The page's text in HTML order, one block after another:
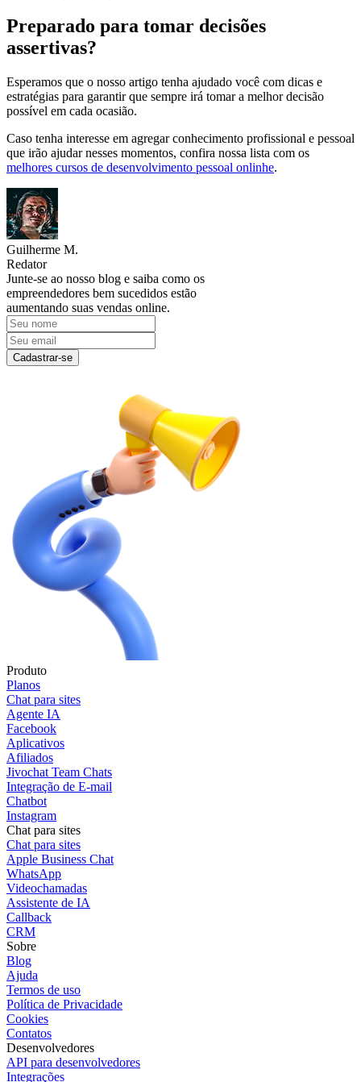
Preparado para tomar decisões
assertivas?
Esperamos que o nosso artigo tenha ajudado você com dicas e
estratégias para garantir que sempre irá tomar a melhor decisão
possível em cada ocasião.
Caso tenha interesse em agregar conhecimento profissional e pessoal
que irão ajudar nesses momentos, confira nossa lista com os
melhores cursos de desenvolvimento pessoal onlinhe.
Guilherme M.
Redator
Junte-se ao nosso blog e saiba como os
empreendedores bem sucedidos estão
aumentando suas vendas online.
Cadastrar-se
Produto
Planos
Chat para sites
Agente IA
Facebook
Aplicativos
Afiliados
Jivochat Team Chats
Integração de E-mail
Chatbot
Instagram
Chat para sites
Chat para sites
Apple Business Chat
WhatsApp
Videochamadas
Assistente de IA
Callback
CRM
Sobre
Blog
Ajuda
Termos de uso
Política de Privacidade
Cookies
Contatos
Desenvolvedores
API para desenvolvedores
Integrações